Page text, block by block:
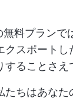
料プランで
クスポート
ることさえ
たちはあなた